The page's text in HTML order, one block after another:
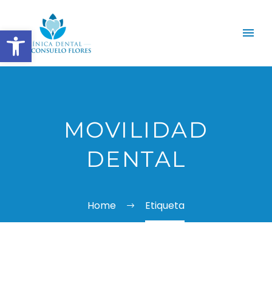
MOVILIDAD
DENTAL
Home Etiqueta
Abrir barra de herramientas